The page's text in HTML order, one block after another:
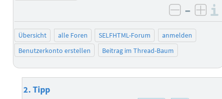
negativ
–
Übersicht alle Foren SELFHTML-Forum
anmelden
Benutzerkonto erstellen
Beitrag im Thread-Baum
2. Tipp